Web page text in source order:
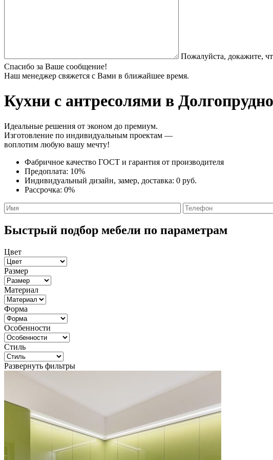
Пожалуйста, докажите,
Спасибо за Ваше сообщение!
Наш менеджер свяжется с Вами в ближайшее время.
Кухни с антресолями в
Идеальные решения от эконом до премиум.
Изготовление по индивидуальным проектам —
воплотим любую вашу мечту!
Фабричное качество ГОСТ и гарантия от производителя
Предоплата: 10%
Индивидуальный дизайн, замер, доставка: 0 руб.
Рассрочка: 0%
Быстрый подбор мебели по параметрам
Цвет
Размер
Материал
Форма
Особенности
Стиль
Развернуть фильтры